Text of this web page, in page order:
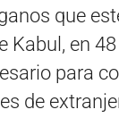
que
Kabul, en
para
de